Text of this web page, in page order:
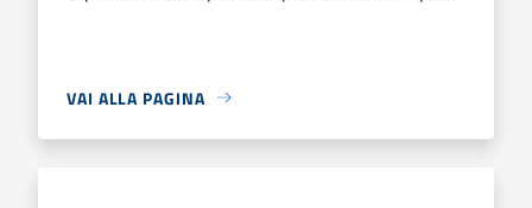
VAI ALLA PAGINA